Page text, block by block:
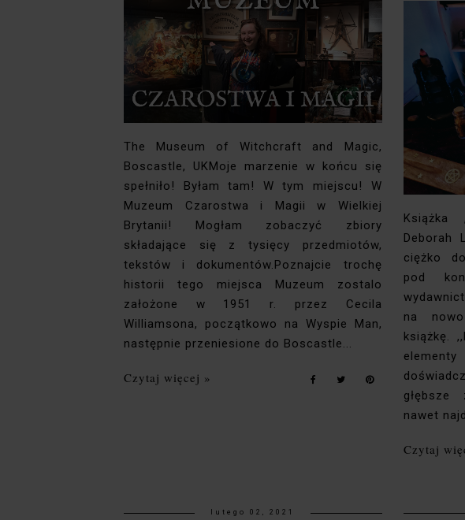
The Museum of Witchcraft and Magic,
Boscastle, UKMoje marzenie w końcu się
spełniło! Byłam tam! W tym miejscu! W
Muzeum Czarostwa i Magii w Wielkiej
Brytanii! Mogłam zobaczyć zbiory
składające się z tysięcy przedmiotów,
tekstów i dokumentów.Poznajcie trochę
historii tego miejsca Muzeum zostalo
założone w 1951 r. przez Cecila
Williamsona, początkowo na Wyspie Man,
następnie przeniesione do Boscastle...
Czytaj więcej »
Książka
Deborah
ciężko
pod
na
książkę.
elementy
głębsze
nawet
Czytaj
lutego 02, 2021